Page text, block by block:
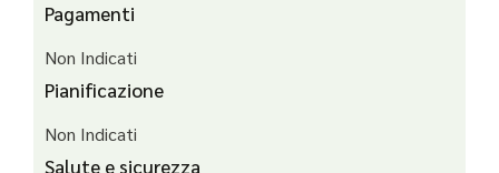
Pagamenti
Non Indicati
Pianificazione
Non Indicati
Salute e sicurezza